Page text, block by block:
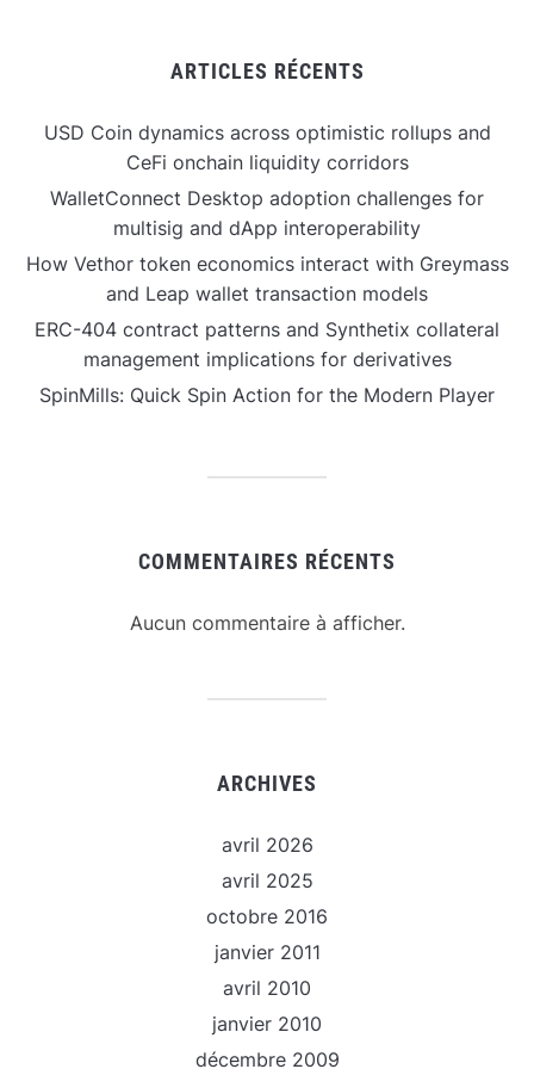
ARTICLES RÉCENTS
USD Coin dynamics across optimistic rollups and
CeFi onchain liquidity corridors
WalletConnect Desktop adoption challenges for
multisig and dApp interoperability
How Vethor token economics interact with Greymass
and Leap wallet transaction models
ERC-404 contract patterns and Synthetix collateral
management implications for derivatives
SpinMills: Quick Spin Action for the Modern Player
COMMENTAIRES RÉCENTS
Aucun commentaire à afficher.
ARCHIVES
avril 2026
avril 2025
octobre 2016
janvier 2011
avril 2010
janvier 2010
décembre 2009